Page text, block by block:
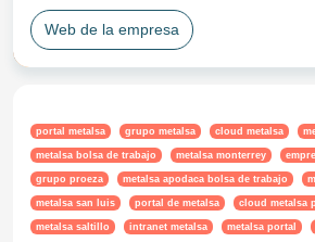
Web de la empresa
portal metalsa grupo metalsa cloud metalsa
metalsa bolsa de trabajo metalsa monterrey
grupo proeza metalsa apodaca bolsa de trabajo
metalsa san luis portal de metalsa cloud metalsa
metalsa saltillo intranet metalsa metalsa portal